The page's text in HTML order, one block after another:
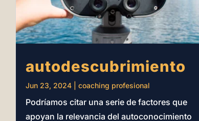
autodescubrimiento
Jun 23, 2024 |coaching profesional
Podríamos citar una serie de factores que
apoyan la relevancia del autoconocimiento